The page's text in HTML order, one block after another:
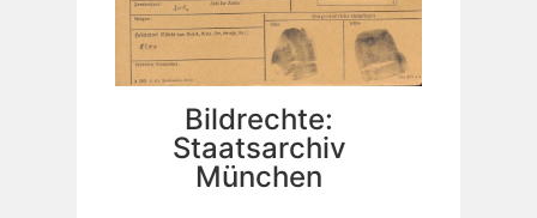
Bildrechte:
Staatsarchiv
München